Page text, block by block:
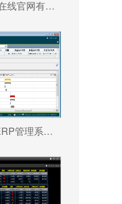
如何利用首页-快彩在线官网有限公司 系统更好提升企业运营效率?
如何快速高效完成ERP管理系统配置?